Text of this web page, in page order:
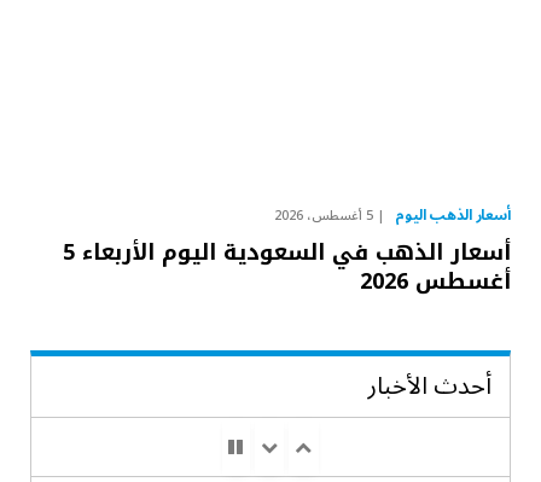
أسعار الذهب اليوم 5 أغسطس، 2026
أسعار الذهب في السعودية اليوم الأربعاء 5
أغسطس 2026
أحدث الأخبار